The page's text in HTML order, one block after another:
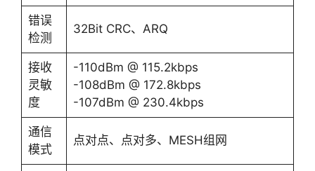
错误
检测
32Bit CRC、ARQ
接收
灵敏
度
-110dBm @ 115.2kbps
-108dBm @ 172.8kbps
-107dBm @ 230.4kbps
通信
模式
点对点、点对多、MESH组网